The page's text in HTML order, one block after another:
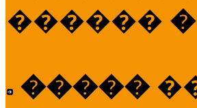
������
�����